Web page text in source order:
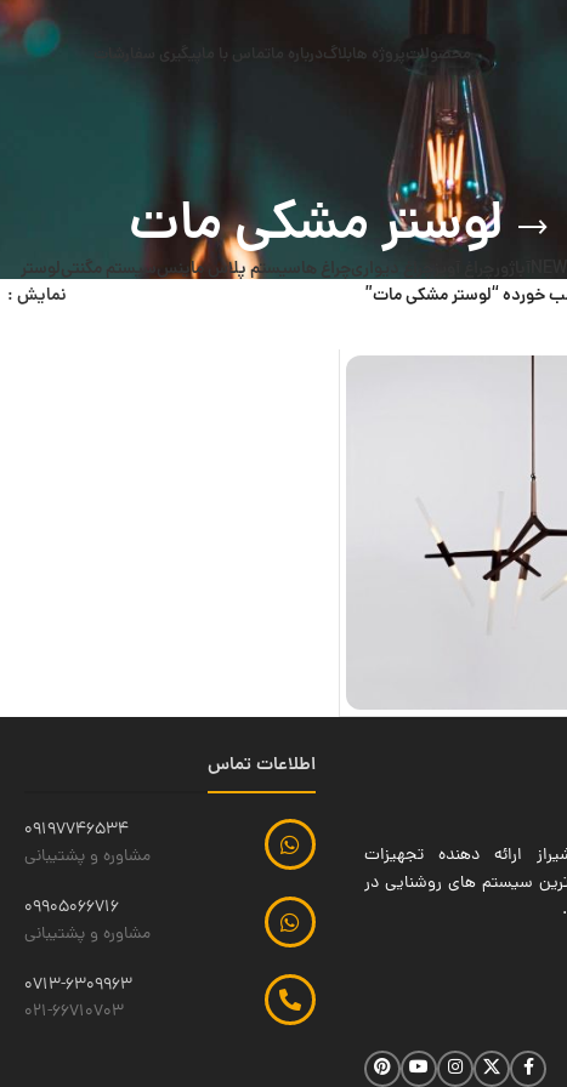
محصولات پروژه هابلاگدرباره ما تماس با ما
لوستر مشکی مات
سیستم پلاس ماینسسیستم مگنتیلوستر
خورده “لوستر مشکی مات” نمایش
ارائه دهنده تجهیزات
سیستم های روشنایی در
اطلاعات تماس
09197746534
مشاوره و پشتیبانی
09905066716
مشاوره و پشتیبانی
0713-6309963
021-66710703